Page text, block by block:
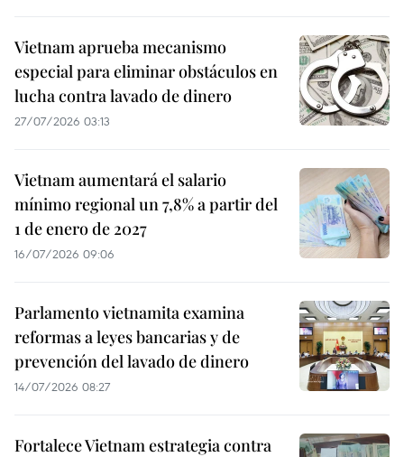
Vietnam aprueba mecanismo
especial para eliminar obstáculos en
lucha contra lavado de dinero
27/07/2026 03:13
Vietnam aumentará el salario
mínimo regional un 7,8% a partir del
1 de enero de 2027
16/07/2026 09:06
Parlamento vietnamita examina
reformas a leyes bancarias y de
prevención del lavado de dinero
14/07/2026 08:27
Fortalece Vietnam estrategia contra